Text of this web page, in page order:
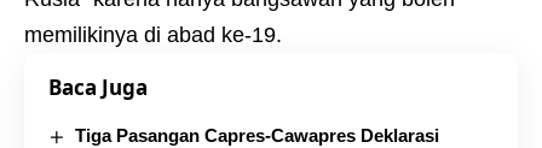
memilikinya di abad ke-19.
Baca Juga
Tiga Pasangan Capres-Cawapres Deklarasi